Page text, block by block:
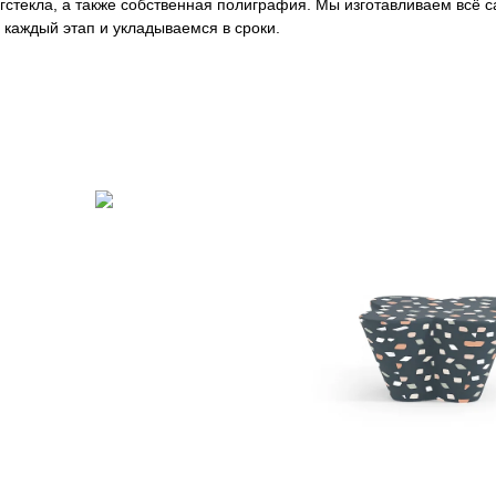
а также собственная полиграфия. Мы изготавливаем
этап и укладываемся в сроки.